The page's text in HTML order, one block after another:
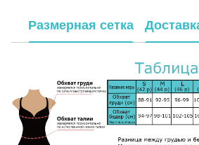
Размерная сетка